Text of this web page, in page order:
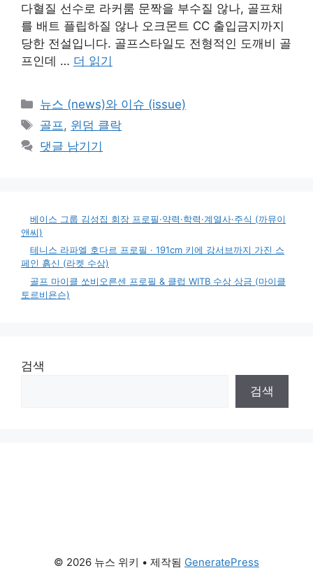
다혈질 선수로 라커룸 문짝을 부수질 않나, 골프채
를 배트 플립하질 않나 오크몬트 CC 출입금지까지
당한 전설입니다. 골프스타일도 전형적인 도깨비 골
프인데 … 더 읽기
카
테
리
뉴스 (news)와 이슈 (issue)
태
그
골프 , 윈덤 클락
댓글 남기기
베이스 그룹 김성집 회장 프로필·약력·학력·계열사·주식 (까뮤이
앤씨)
테니스 라파엘 호다르 프로필 · 191cm 키에 강서브까지 가진 스
페인 흙신 (라켓 수상)
골프 마이클 쏘비오른센 프로필 & 클럽 WITB 수상 상금 (마이클
토르비욘슨)
검색
검색
© 2026 뉴스 위키 • 제작됨 GeneratePress